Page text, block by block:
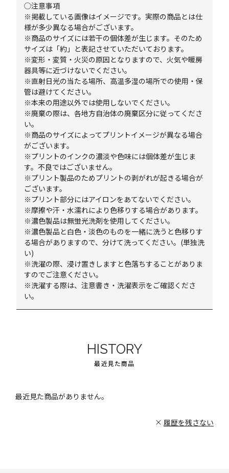
◯注意事項
※掲載している画像はイメージです。実際の商品とは仕
様が多少異なる場合がございます。
※商品のサイズには若干の個体差が生じます。そのため
サイズは「約」と表記させていただいております。
※変形・変質・火災の原因となりますので、火気や暖房
器具等に近づけないでください。
※直射日光の当たる場所、高温多湿の場所での使用・保
管は避けてください。
※本来の用途以外では使用しないでください。
※廃棄の際は、各地方自治体の廃棄区分に従ってくださ
い。
※商品のサイズによってプリントイメージが異なる場合
がございます。
※プリントのインクの濃淡や色味には個体差が生じま
す。不良ではございません。
※プリント製品のためプリントの剥がれが起きる場合が
ございます。
※プリント部分にはアイロンをあてないでください。
※摩擦や汗・水濡れにより色移りする場合があります。
※濃色製品は無蛍光洗剤を使用してください。
※濃色製品と白色・淡色のものを一緒に洗うと色移りす
る場合がありますので、分けて洗ってください。(単独洗
い)
※洗濯の際、浸け置きしますと色落ちすることがありま
すのでご注意ください。
※洗濯する際は、注意書き・洗濯表示をご確認くださ
い。
HISTORY
最近見た商品
最近見た商品がありません。
履歴を残さない